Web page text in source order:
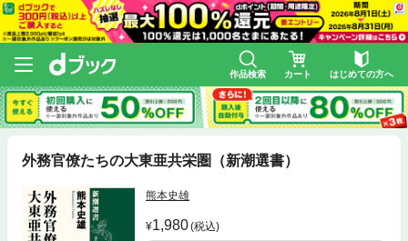
作品検索 カート はじめての方へ
外務官僚たちの大東亜共栄圏（新潮選書）
熊本史雄
1,980(税込)